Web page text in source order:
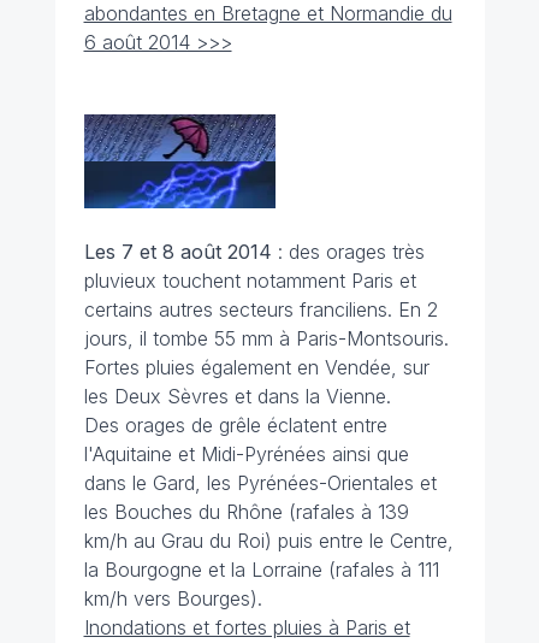
abondantes en Bretagne et Normandie du
6 août 2014 >>>
Les 7 et 8 août 2014 : des orages très
pluvieux touchent notamment Paris et
certains autres secteurs franciliens. En 2
jours, il tombe 55 mm à Paris-Montsouris.
Fortes pluies également en Vendée, sur
les Deux Sèvres et dans la Vienne.
Des orages de grêle éclatent entre
l'Aquitaine et Midi-Pyrénées ainsi que
dans le Gard, les Pyrénées-Orientales et
les Bouches du Rhône (rafales à 139
km/h au Grau du Roi) puis entre le Centre,
la Bourgogne et la Lorraine (rafales à 111
km/h vers Bourges).
Inondations et fortes pluies à Paris et